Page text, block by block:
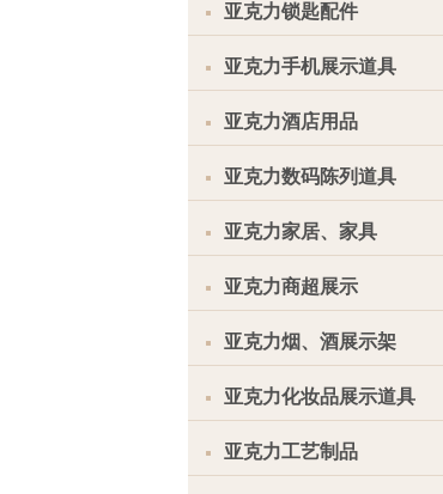
亚克力锁匙配件
亚克力手机展示道具
亚克力酒店用品
亚克力数码陈列道具
亚克力家居、家具
亚克力商超展示
亚克力烟、酒展示架
亚克力化妆品展示道具
亚克力工艺制品